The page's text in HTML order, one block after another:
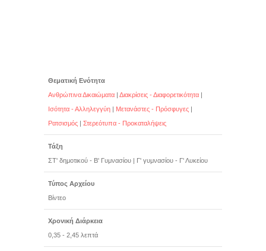
Θεματική Ενότητα
Ανθρώπινα Δικαιώματα | Διακρίσεις - Διαφορετικότητα |
Ισότητα - Αλληλεγγύη | Μετανάστες - Πρόσφυγες |
Ρατσισμός | Στερεότυπα - Προκαταλήψεις
Τάξη
ΣΤ' δημοτικού - Β' Γυμνασίου | Γ' γυμνασίου - Γ' Λυκείου
Τύπος Αρχείου
Βίντεο
Χρονική Διάρκεια
0,35 - 2,45 λεπτά